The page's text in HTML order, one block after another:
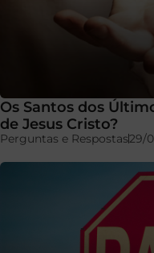
Os Santos dos
de Jesus Cristo?
Perguntas e Respostas29/